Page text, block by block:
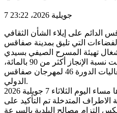
7 جويلية 2026، 23:22
الدائم على إيلاء الشأن الثقافي
الفضاءات التي تليق بمدينة صفاقس
تهيئة المسرح الصيفي بسيدي
منصور بنسق حثيث، حيث بلغت نسبة الإنجاز أكثر من 90 بالمائة،
وذلك استعدادا لاحتضان فعاليات الدورة 46 لمهرجان صفاقس
الدولي.
وعلى اثر زيارة ميدانية تم تنفيذها مساء اليوم الثلاثاء 7 جويلية 2026
الاطراف المتدخلة تم التأكيد على
التزام مصالح البلدية بالسرعة